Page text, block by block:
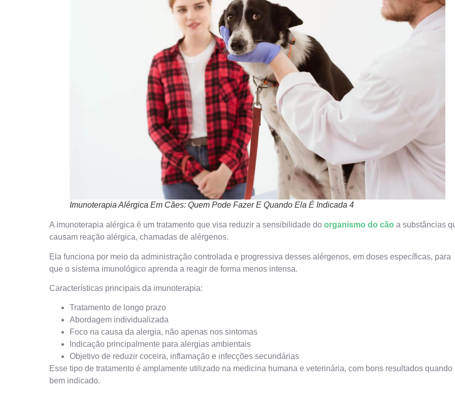
Imunoterapia Alérgica Em Cães: Quem Pode Fazer E Quando Ela É Indicada 4
A imunoterapia alérgica é um tratamento que visa reduzir a sensibilidade do organismo do cão a substâncias
causam reação alérgica, chamadas de alérgenos.
Ela funciona por meio da administração controlada e progressiva desses alérgenos, em doses específicas, para
que o sistema imunológico aprenda a reagir de forma menos intensa.
Características principais da imunoterapia:
Tratamento de longo prazo
Abordagem individualizada
Foco na causa da alergia, não apenas nos sintomas
Indicação principalmente para alergias ambientais
Objetivo de reduzir coceira, inflamação e infecções secundárias
Esse tipo de tratamento é amplamente utilizado na medicina humana e veterinária, com bons resultados quando
bem indicado.